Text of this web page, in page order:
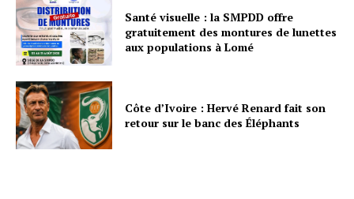
Santé visuelle : la SMPDD offre
gratuitement des montures de lunettes
aux populations à Lomé
Côte d’Ivoire : Hervé Renard fait son
retour sur le banc des Éléphants